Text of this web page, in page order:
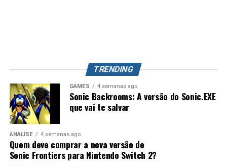
mas também pode representar o primeiro passo para a
maior evolução que a série já teve.
TRENDING
GAMES 4 semanas ago
Sonic Backrooms: A versão do Sonic.EXE
que vai te salvar
ANÁLISE 4 semanas ago
Quem deve comprar a nova versão de
Sonic Frontiers para Nintendo Switch 2?